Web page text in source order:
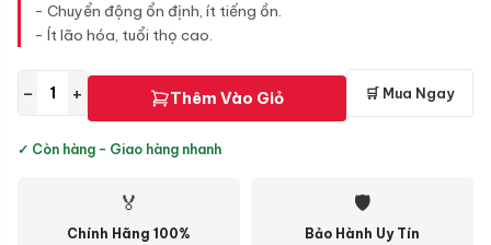
- Chuyển động ổn định, ít tiếng ồn.
- Ít lão hóa, tuổi thọ cao.
− + Thêm Vào Giỏ 🛒 Mua Ngay
✓ Còn hàng - Giao hàng nhanh
🏅
Chính Hãng 100%
🛡
Bảo Hành Uy Tín